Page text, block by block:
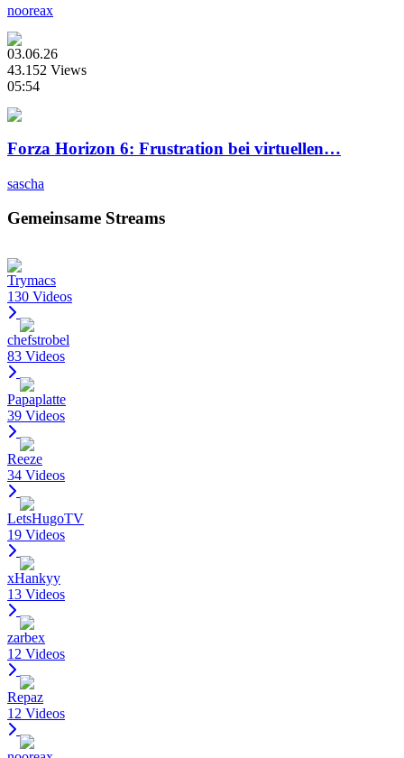
nooreax
03.06.26
43.152 Views
05:54
Forza Horizon 6: Frustration bei virtuellen…
sascha
Gemeinsame Streams
Trymacs
130 Videos
chefstrobel
83 Videos
Papaplatte
39 Videos
Reeze
34 Videos
LetsHugoTV
19 Videos
xHankyy
13 Videos
zarbex
12 Videos
Repaz
12 Videos